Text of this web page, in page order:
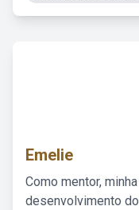
Emelie
Como mentor,
desenvolvimento